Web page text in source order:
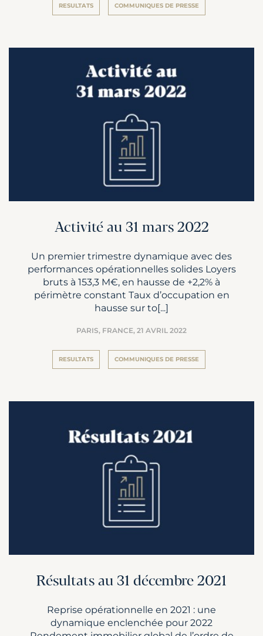
RESULTATS COMMUNIQUES DE PRESSE
Activité au 31 mars 2022
Un premier trimestre dynamique avec des
performances opérationnelles solides Loyers
bruts à 153,3 M€, en hausse de +2,2% à
périmètre constant Taux d’occupation en
hausse sur to[...]
PARIS, FRANCE, 21 AVRIL 2022
RESULTATS COMMUNIQUES DE PRESSE
Résultats au 31 décembre 2021
Reprise opérationnelle en 2021 : une
dynamique enclenchée pour 2022